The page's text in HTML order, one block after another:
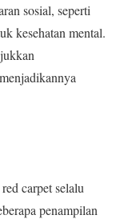
sosial, seperti
kesehatan mental.
carpet selalu
penampilan